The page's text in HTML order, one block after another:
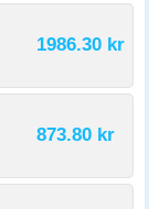
1986.30 kr
873.80 kr